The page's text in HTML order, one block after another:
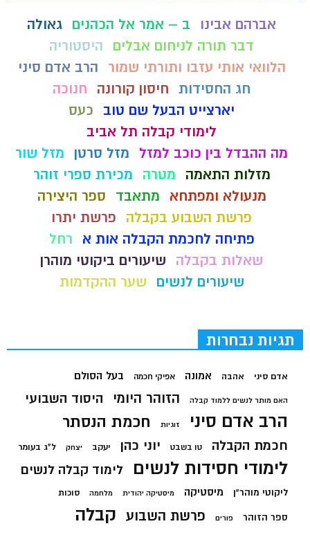
אברהם אבינו ב – אמר אל הכהנים גאולה
דבר תורה לניחום אבלים
היסטוריה
הלוואי אותי עזבו ותורתי שמור
הרב אדם סיני
חג החסידות חיסון קורונה
חנוכה
יארצייט הבעל שם טוב
כעס
לימודי קבלה תל אביב
מה ההבדל בין כוכב למזל
מזל סרטן
מזל שור
מזלות התאמה
מטרה
מכירת ספרי זוהר
מנעולא ומפתחא
מתאבד
ספר היצירה
פרשת השבוע בקבלה
פרשת יתרו
פתיחה לחכמת הקבלה אות א
רחל
שאלות בקבלה
שיעורים ביקוטי מוהרן
שיעורים לנשים
שער ההקדמות
תגיות נבחרות
אדם סיני אהבה אמונה אפיקי חכמה בעל הסולם
האם מותר לנשים ללמוד קבלה הזוהר היומי היסוד השבועי
הרב אדם סיני זוגיות חכמת הנסתר
חכמת הקבלה טו בשבט יוני כהן יעקב יצחק ל"ג בעומר
לימודי חסידות לנשים לימוד קבלה לנשים
ליקוטי מוהר"ן מיסטיקה מיסטיקה יהודית מלחמה סוכות
ספר הזוהר פורים פרשת השבוע קבלה